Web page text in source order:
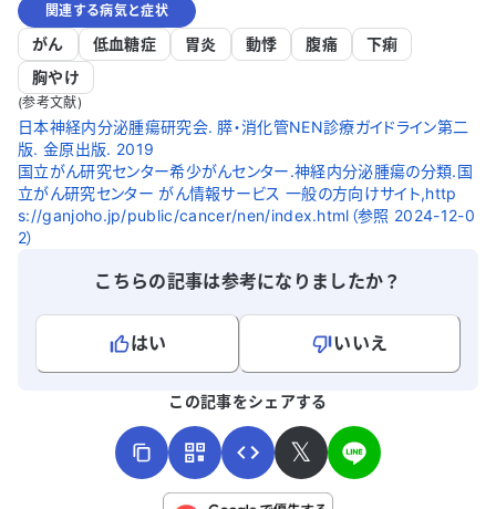
関連する病気と症状
がん 低血糖症 胃炎 動悸 腹痛
下痢
胸やけ
(参考文献)
日本神経内分泌腫瘍研究会. 膵・消化管NEN診療ガイドライン第二
版. 金原出版. 2019
国立がん研究センター希少がんセンター.神経内分泌腫瘍の分類.国
立がん研究センター がん情報サービス 一般の方向けサイト,http
s://ganjoho.jp/public/cancer/nen/index.html（参照 2024-12-0
2）
こちらの記事は参考になりましたか？
はい
いいえ
この記事をシェアする
𝕏